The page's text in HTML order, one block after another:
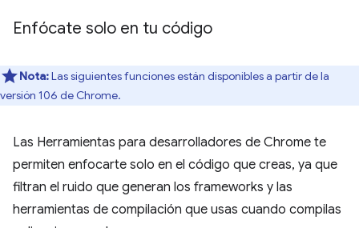
Enfócate solo en tu código
Nota:Las siguientes funciones están disponibles a partir de la
versión 106 de Chrome.
Las Herramientas para desarrolladores de Chrome te
permiten enfocarte solo en el código que creas, ya que
filtran el ruido que generan los frameworks y las
herramientas de compilación que usas cuando compilas